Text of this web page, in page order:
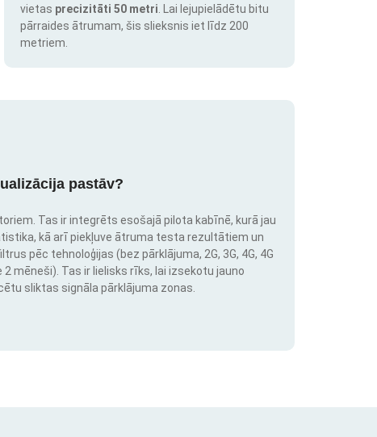
vietas precizitāti 50 metri . Lai lejupielādētu bitu
pārraides ātrumam, šis slieksnis iet līdz 200
metriem.
pastāv?
Tas ir integrēts esošajā pilota kabīnē, kurā jau
kā arī piekļuve ātruma testa rezultātiem un
pēc tehnoloģijas (bez pārklājuma, 2G, 3G, 4G, 4G
mēneši). Tas ir lielisks rīks, lai izsekotu jauno
sliktas signāla pārklājuma zonas.